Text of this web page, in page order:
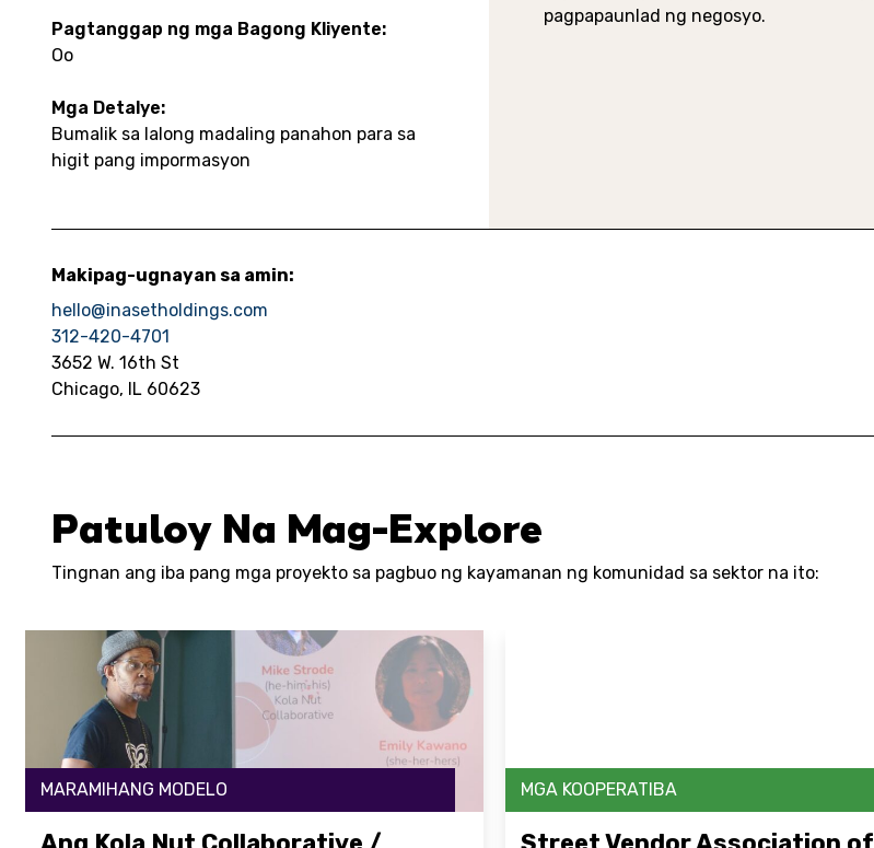
Pagtanggap ng mga Bagong Kliyente:
Oo
Mga Detalye:
Bumalik sa lalong madaling panahon para sa
higit pang impormasyon
pagpapaunlad ng negosyo.
Makipag-ugnayan sa amin:
hello@inasetholdings.com
312-420-4701
3652 W. 16th St
Chicago, IL 60623
Patuloy Na Mag-Explore
Tingnan ang iba pang mga proyekto sa pagbuo ng kayamanan ng komunidad sa sektor na ito:
MARAMIHANG MODELO MGA KOOPERATIBA